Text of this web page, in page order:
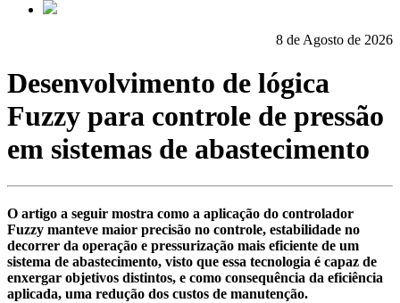
8 de Agosto de 2026
Desenvolvimento de lógica
Fuzzy para controle de pressão
em sistemas de abastecimento
O artigo a seguir mostra como a aplicação do controlador
Fuzzy manteve maior precisão no controle, estabilidade no
decorrer da operação e pressurização mais eficiente de um
sistema de abastecimento, visto que essa tecnologia é capaz de
enxergar objetivos distintos, e como consequência da eficiência
aplicada, uma redução dos custos de manutenção.